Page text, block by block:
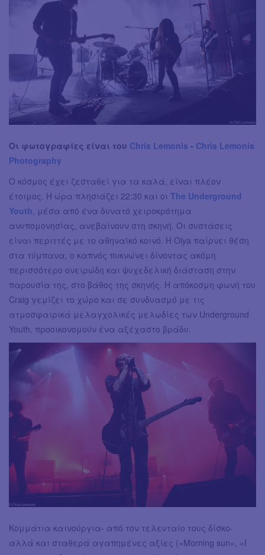
Οι φωτογραφίες είναι του Chris Lemonis - Chris Lemonis
Photography
Ο κόσμος έχει ζεσταθεί για τα καλά, είναι πλέον
έτοιμος. Η ώρα πλησιάζει 22:30 και οι The Underground
Youth , μέσα από ένα δυνατό χειροκρότημα
ανυπομονησίας, ανεβαίνουν στη σκηνή. Οι συστάσεις
είναι περιττές με το αθηναϊκό κοινό. Η Olya παίρνει θέση
στα τύμπανα, ο καπνός πυκνώνει δίνοντας ακόμη
περισσότερο ονειρώδη και ψυχεδελική διάσταση στην
παρουσία της, στο βάθος της σκηνής. Η απόκοσμη φωνή του
Craig γεμίζει το χώρο και σε συνδυασμό με τις
ατμοσφαιρικά μελαγχολικές μελωδίες των Underground
Youth, προοικονομούν ένα αξέχαστο βράδυ.
Κομμάτια καινούργια- από τον τελευταίο τους δίσκο-
αλλά και σταθερά αγαπημένες αξίες («Morning sun», «I